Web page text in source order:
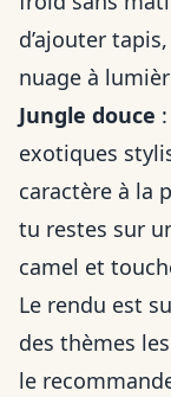
d’ajouter
nuage à
Jungle douce
exotiques
caractère à la
tu restes sur
camel et
Le rendu est
des thèmes
le